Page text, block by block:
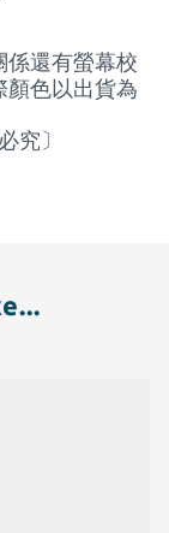
係還有螢幕校
顏色以出貨為
究〕